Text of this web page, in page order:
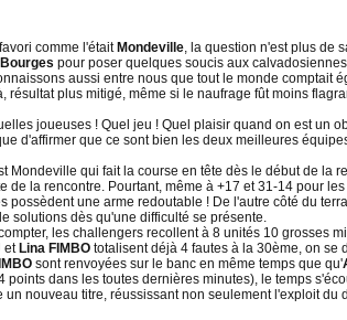
comme l'était Mondeville, la question n'est plus de
Bourges pour poser quelques soucis aux
aussi entre nous que tout le monde
résultat plus mitigé, même si le naufrage fût moins
joueuses ! Quel jeu ! Quel plaisir quand on est un
d'affirmer que ce sont bien les deux meilleures
Mondeville qui fait la course en tête dès le début de la
de la rencontre. Pourtant, même à +17 et 31-14 pour
possèdent une arme redoutable ! De l'autre côté du
solutions dès qu'une difficulté se présente.
les challengers recollent à 8 unités 10 grosses
et Lina FIMBO totalisent déjà 4 fautes à la 30ème, on se
sont renvoyées sur le banc en même temps que qu'
points dans les toutes dernières minutes), le temps
un nouveau titre, réussissant non seulement l'exploit